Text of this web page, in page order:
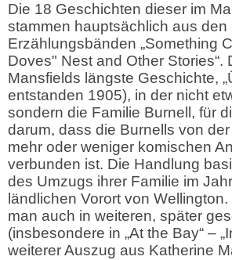
Die 18 Geschichten dieser im
stammen hauptsächlich aus
Erzählungsbänden „Something
Doves" Nest and Other
Mansfields längste Geschichte,
entstanden 1905), in der nicht
sondern die Familie Burnell, für
darum, dass die Burnells von
mehr oder weniger komischen
verbunden ist. Die Handlung
des Umzugs ihrer Familie im
ländlichen Vorort von
man auch in weiteren, später
(insbesondere in „At the Bay“ –
weiterer Auszug aus Katherine